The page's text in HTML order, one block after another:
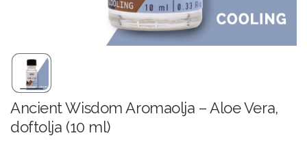
Ancient Wisdom Aromaolja – Aloe Vera,
doftolja (10 ml)